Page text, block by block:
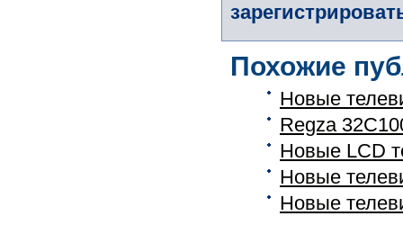
Похожие
Новые
Regza
Новые LCD
Новые
Новые